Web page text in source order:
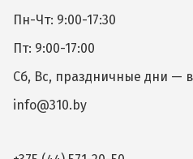
Пн-Чт: 9:00-17:30
Пт: 9:00-17:00
Сб, Вс, праздничные дни —
info@310.by